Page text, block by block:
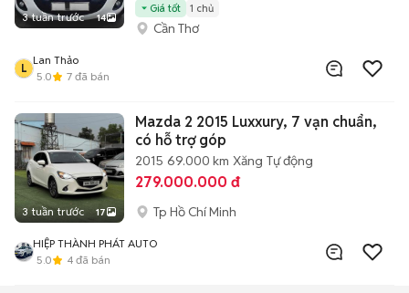
3 tuần trước 14
Giá tốt 1 chủ
Cần Thơ
L
Lan Thảo
5.0
7 đã bán
3 tuần trước 17
Mazda 2 2015 Luxxury, 7 vạn chuẩn,
có hỗ trợ góp
2015 69.000 km Xăng Tự động
279.000.000 đ
Tp Hồ Chí Minh
HIỆP THÀNH PHÁT AUTO
5.0
4 đã bán